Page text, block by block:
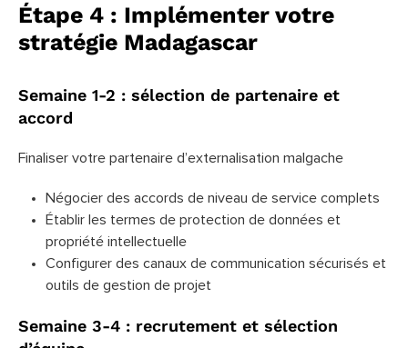
Étape 4 : Implémenter votre
stratégie Madagascar
Semaine 1-2 : sélection de partenaire et
accord
Finaliser votre partenaire d’externalisation malgache
Négocier des accords de niveau de service complets
Établir les termes de protection de données et
propriété intellectuelle
Configurer des canaux de communication sécurisés et
outils de gestion de projet
Semaine 3-4 : recrutement et sélection